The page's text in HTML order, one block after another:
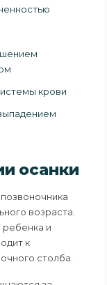
крови
осанки
возраста.
ребенка и
к
столба.